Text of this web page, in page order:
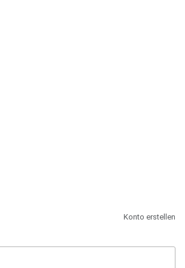
Konto erstellen